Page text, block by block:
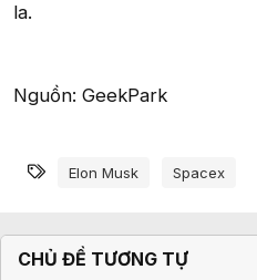
la.
Nguồn: GeekPark
Từ khóa
Elon Musk Spacex
CHỦ ĐỀ TƯƠNG TỰ